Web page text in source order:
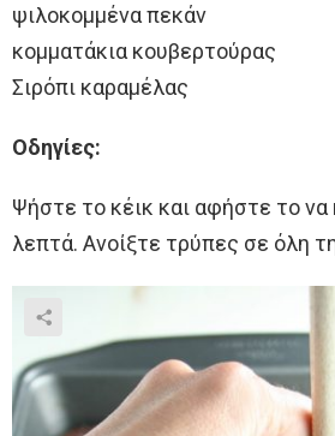
ψιλοκομμένα πεκάν
κομματάκια κουβερτούρας
Σιρόπι καραμέλας
Οδηγίες:
Ψήστε το κέικ και αφήστε το να
λεπτά. Ανοίξτε τρύπες σε όλη